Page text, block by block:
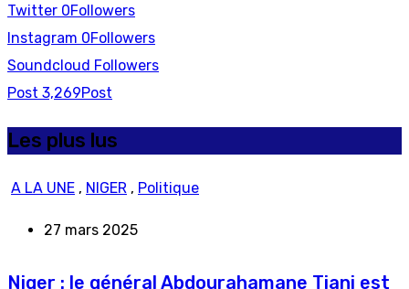
Twitter 0Followers
Instagram 0Followers
Soundcloud Followers
Post 3,269Post
Les plus lus
A LA UNE , NIGER , Politique
27 mars 2025
Niger : le général Abdourahamane Tiani est